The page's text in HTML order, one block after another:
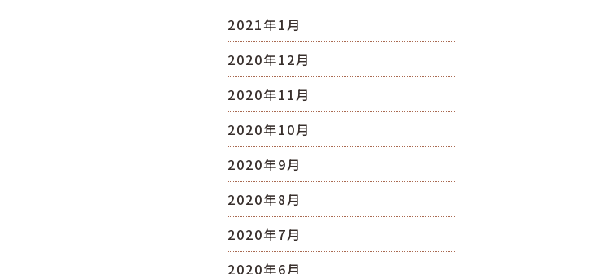
2021年1月
2020年12月
2020年11月
2020年10月
2020年9月
2020年8月
2020年7月
2020年6月